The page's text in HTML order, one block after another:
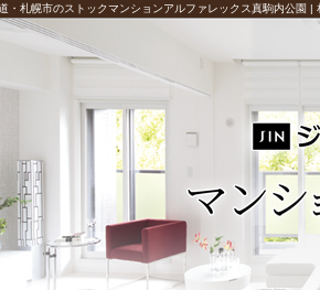
・札幌市のストックマンションアルファレックス真駒内公園